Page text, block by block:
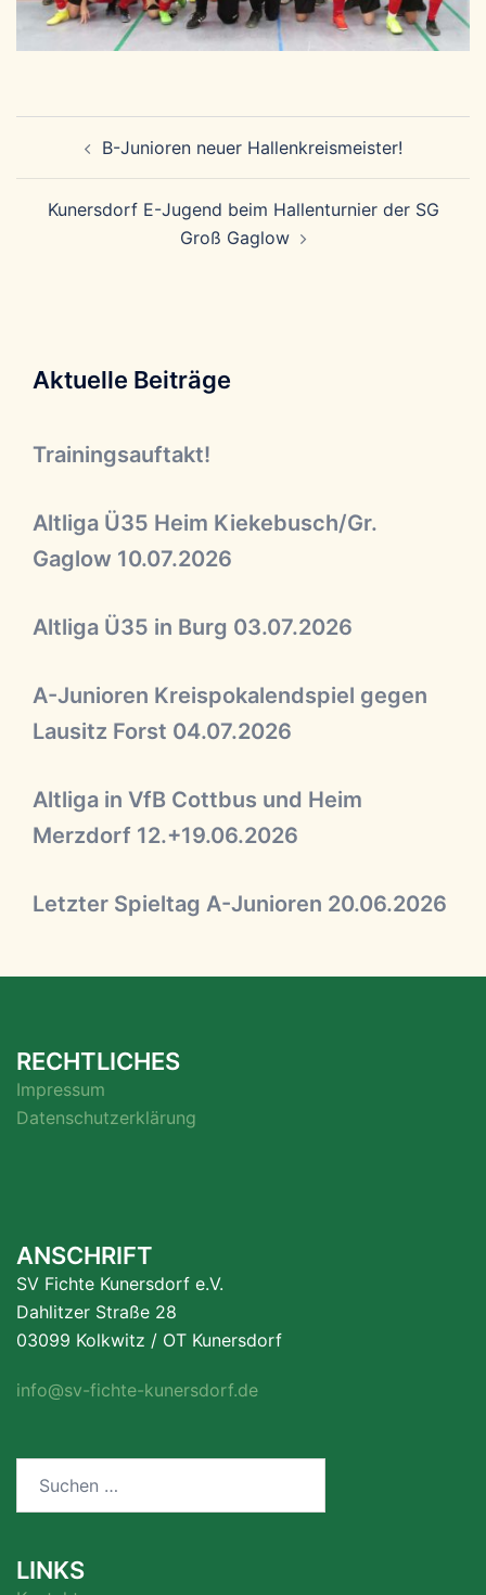
B-Junioren neuer Hallenkreismeister!
Kunersdorf E-Jugend beim Hallenturnier der SG
Groß Gaglow
Aktuelle Beiträge
Trainingsauftakt!
Altliga Ü35 Heim Kiekebusch/Gr.
Gaglow 10.07.2026
Altliga Ü35 in Burg 03.07.2026
A-Junioren Kreispokalendspiel gegen
Lausitz Forst 04.07.2026
Altliga in VfB Cottbus und Heim
Merzdorf 12.+19.06.2026
Letzter Spieltag A-Junioren 20.06.2026
RECHTLICHES
Impressum
Datenschutzerklärung
ANSCHRIFT
SV Fichte Kunersdorf e.V.
Dahlitzer Straße 28
03099 Kolkwitz / OT Kunersdorf
info@sv-fichte-kunersdorf.de
nach:
LINKS